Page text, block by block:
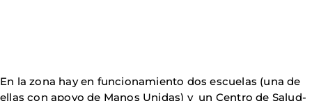
En la zona hay en funcionamiento dos escuelas (una de
ellas con apoyo de Manos Unidas) y un Centro de Salud-